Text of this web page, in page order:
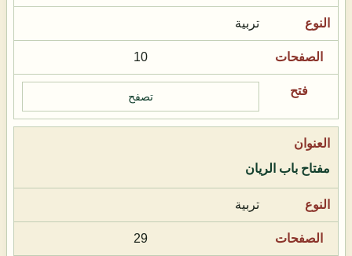
تربية
10
تصفح
مفتاح باب الريان
تربية
29